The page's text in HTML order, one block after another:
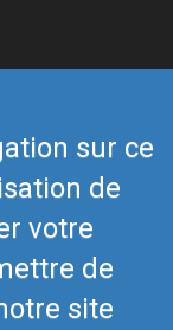
sur ce
de
votre
de
site